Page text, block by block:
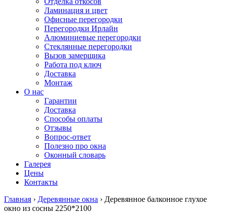
Ламинация и цвет
Офисные перегородки
Перегородки Ирлайн
Алюминиевые перегородки
Стеклянные перегородки
Вызов замерщика
Работа под ключ
Доставка
Монтаж
О нас
Гарантии
Доставка
Способы оплаты
Отзывы
Вопрос-ответ
Полезно про окна
Оконный словарь
Галерея
Цены
Контакты
Главная › Деревянные окна › Деревянное балконное глухое
окно из сосны 2250*2100